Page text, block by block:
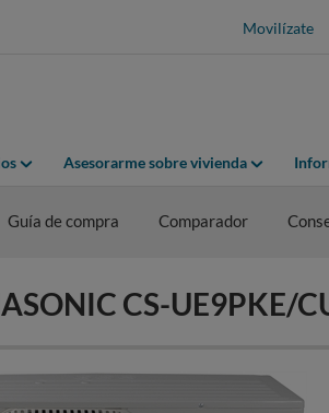
Movilízate
Asesorarme sobre vivienda
Guía de compra Comparador
CS-UE9PKE/